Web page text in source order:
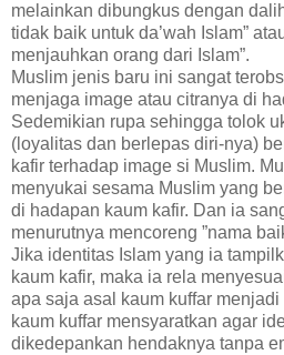
melainkan dibungkus dengan
tidak baik untuk da’wah Islam”
menjauhkan orang dari Islam”.
Muslim jenis baru ini sangat
menjaga image atau citranya di
Sedemikian rupa sehingga tolok
(loyalitas dan berlepas diri-nya)
kafir terhadap image si Muslim.
menyukai sesama Muslim yang
di hadapan kaum kafir. Dan ia
menurutnya mencoreng ”nama
Jika identitas Islam yang ia
kaum kafir, maka ia rela
apa saja asal kaum kuffar
kaum kuffar mensyaratkan agar
dikedepankan hendaknya tanpa